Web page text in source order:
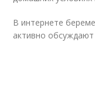
В интернете
активно